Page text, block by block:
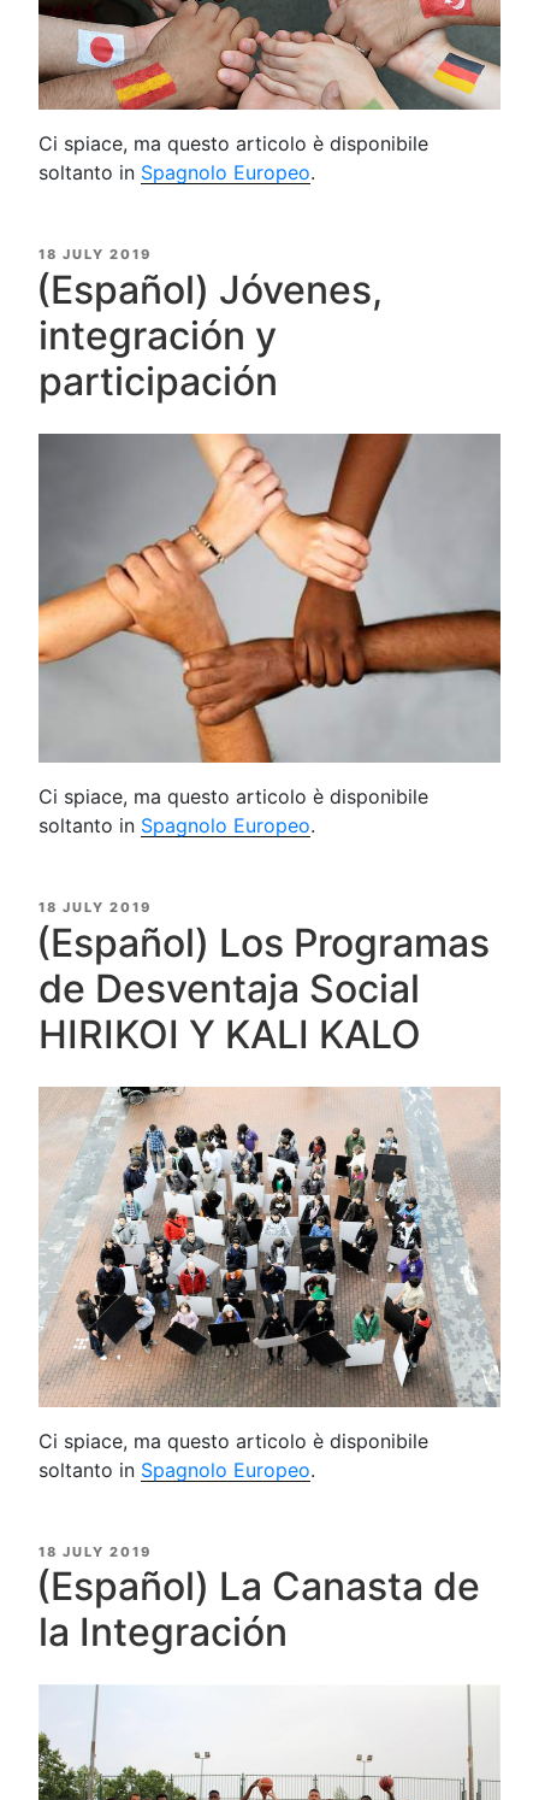
Ci spiace, ma questo articolo è disponibile
soltanto in Spagnolo Europeo.
POSTED
ON
18 JULY 2019
(Español) Jóvenes,
integración y
participación
Ci spiace, ma questo articolo è disponibile
soltanto in Spagnolo Europeo.
POSTED
ON
18 JULY 2019
(Español) Los Programas
de Desventaja Social
HIRIKOI Y KALI KALO
Ci spiace, ma questo articolo è disponibile
soltanto in Spagnolo Europeo.
POSTED
ON
18 JULY 2019
(Español) La Canasta de
la Integración